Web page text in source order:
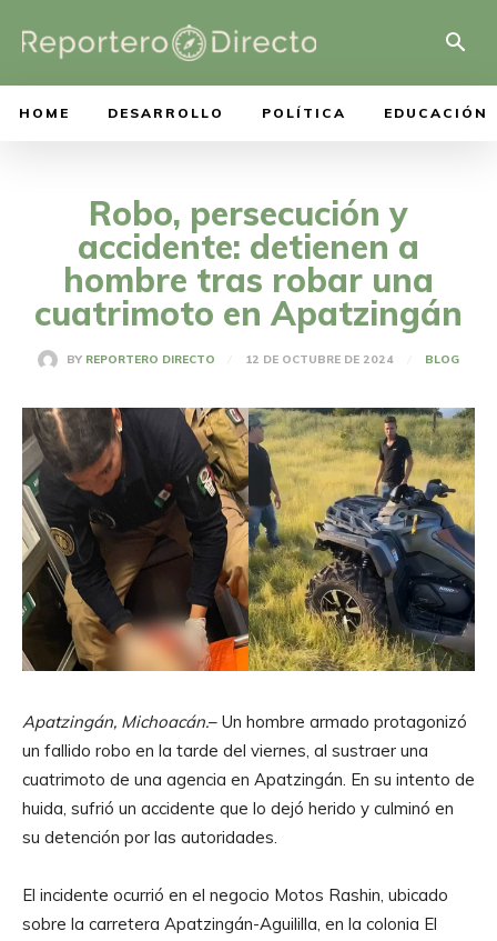
HOME DESARROLLO POLÍTICA EDUCACIÓN
Robo, persecución y
accidente: detienen a
hombre tras robar una
cuatrimoto en Apatzingán
BY REPORTERO DIRECTO 12 DE OCTUBRE DE 2024 BLOG
Apatzingán, Michoacán.– Un hombre armado protagonizó
un fallido robo en la tarde del viernes, al sustraer una
cuatrimoto de una agencia en Apatzingán. En su intento de
huida, sufrió un accidente que lo dejó herido y culminó en
su detención por las autoridades.
El incidente ocurrió en el negocio Motos Rashin, ubicado
sobre la carretera Apatzingán-Aguililla, en la colonia El